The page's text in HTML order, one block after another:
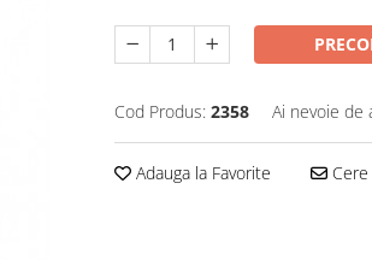
Cod Produs: 2358 Ai nevoie de
Adauga la Favorite